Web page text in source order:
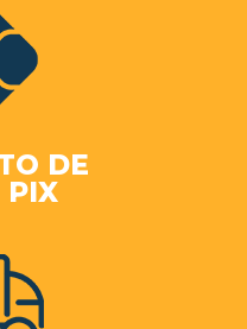
DE
PIX